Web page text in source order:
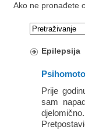
Ako ne pronađete
Epilepsija
Prije
sam